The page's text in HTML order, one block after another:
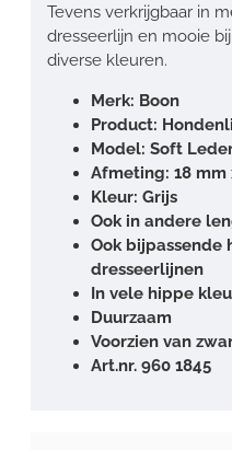
Tevens verkrijgbaar in
dresseerlijn en mooie
diverse kleuren.
Merk: Boon
Product:
Model: Soft
Afmeting: 18 mm
Kleur: Grijs
Ook in andere
Ook bijpassende
dresseerlijnen
In vele hippe
Duurzaam
Voorzien van
Art.nr. 960 1845